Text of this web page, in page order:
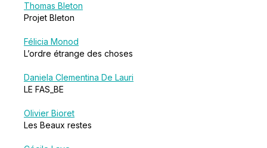
Thomas Bleton
Projet Bleton
Félicia Monod
L’ordre étrange des choses
Daniela Clementina De Lauri
LE FAS_BE
Olivier Bioret
Les Beaux restes